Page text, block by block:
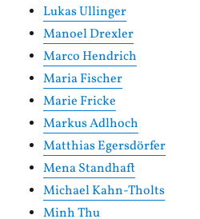
Lukas Ullinger
Manoel Drexler
Marco Hendrich
Maria Fischer
Marie Fricke
Markus Adlhoch
Matthias Egersdörfer
Mena Standhaft
Michael Kahn-Tholts
Minh Thu